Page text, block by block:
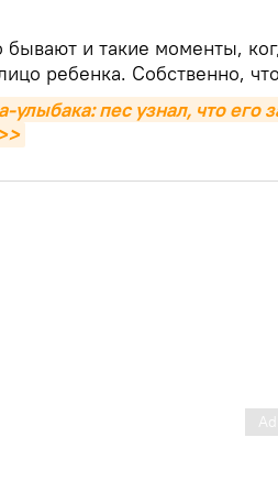
бывают и такие моменты,
ребенка. Собственно,
улыбака: пес узнал, что